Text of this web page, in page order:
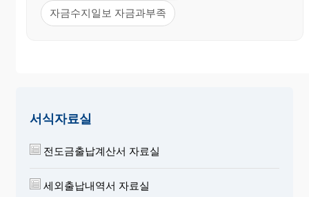
자금수지일보 자금과부족
서식자료실
전도금출납계산서 자료실
세외출납내역서 자료실